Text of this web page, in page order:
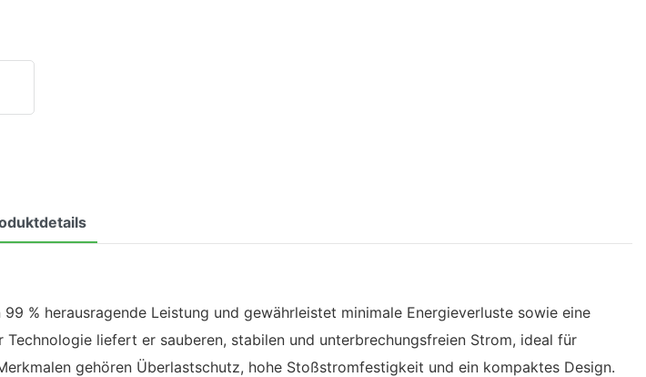
% herausragende Leistung und gewährleistet minimale Energieverluste sowie eine
liefert er sauberen, stabilen und unterbrechungsfreien Strom, ideal für
gehören Überlastschutz, hohe Stoßstromfestigkeit und ein kompaktes Design.